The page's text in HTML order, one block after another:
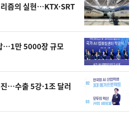
즘의 실현…KTX·SRT
…1만 5000장 규모
…수출 5강·1조 달러